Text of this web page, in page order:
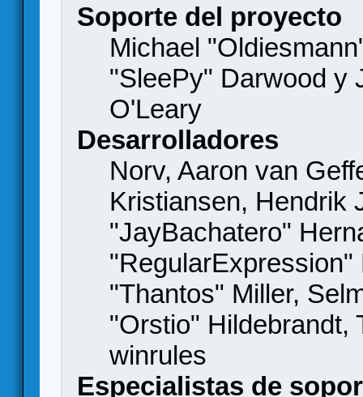
Soporte del proyecto
Michael
"SleePy" Darwood y
O'Leary
Desarrolladores
Norv, Aaron van
Kristiansen, Hendrik
"JayBachatero"
"Thantos" Miller,
"Orstio" Hildebrandt,
winrules
Especialistas de